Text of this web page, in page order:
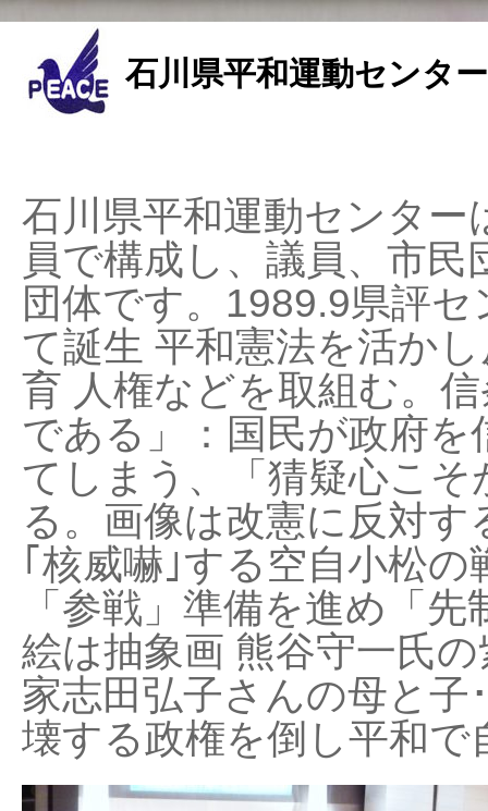
石川県平和運動センタ
石川県平和運動センタ
員で構成し、議員、市
団体です。1989.9県評
て誕生 平和憲法を活か
育 人権などを取組む。
である」：国民が政府
てしまう、「猜疑心こ
る。画像は改憲に反対
｢核威嚇｣する空自小松
「参戦」準備を進め「
絵は抽象画 熊谷守一氏
家志田弘子さんの母と子
壊する政権を倒し平和